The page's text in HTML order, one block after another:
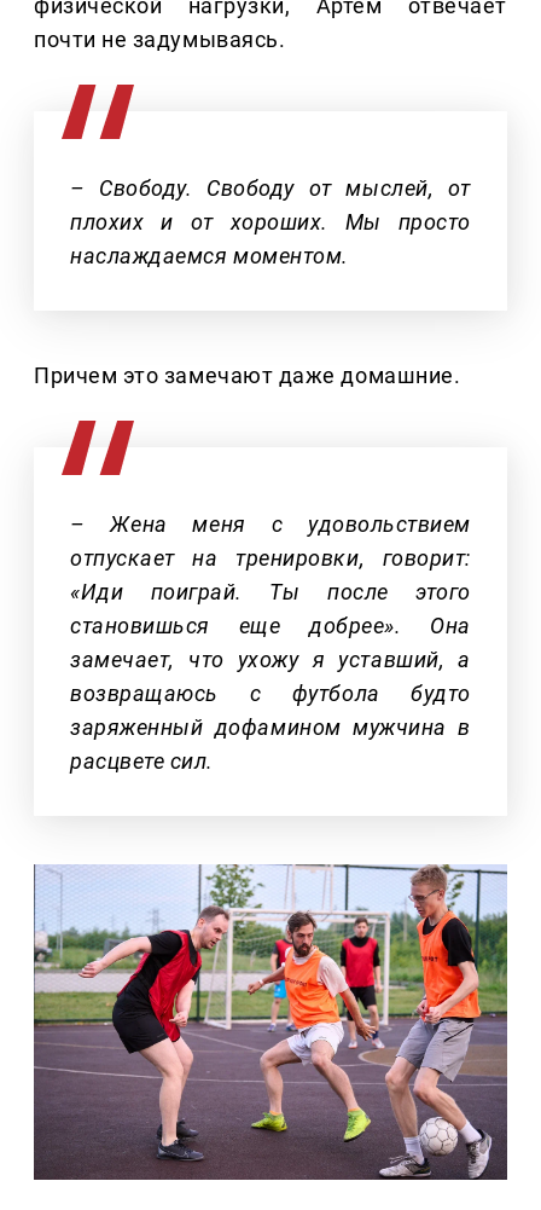
почти не задумываясь.
– Свободу. Свободу от мыслей, от
плохих и от хороших. Мы просто
наслаждаемся моментом.
Причем это замечают даже домашние.
– Жена меня с удовольствием
отпускает на тренировки, говорит:
«Иди поиграй. Ты после этого
становишься еще добрее». Она
замечает, что ухожу я уставший, а
возвращаюсь с футбола будто
заряженный дофамином мужчина в
расцвете сил.